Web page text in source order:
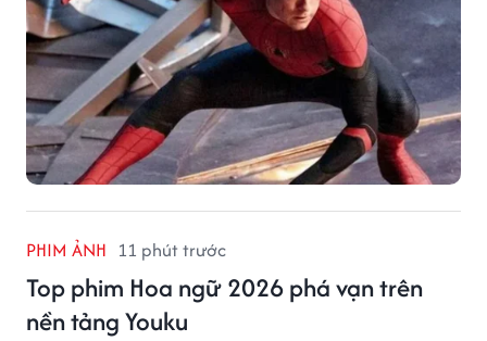
PHIM ẢNH 11 phút trước
Top phim Hoa ngữ 2026 phá vạn trên
nền tảng Youku